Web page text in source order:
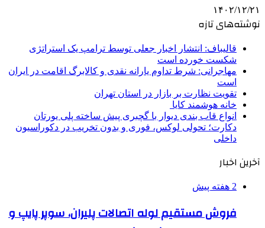
۱۴۰۲/۱۲/۲۱
نوشته‌های تازه
قالیباف: انتشار اخبار جعلی توسط ترامپ یک استراتژی
شکست خورده است
مهاجرانی: شرط تداوم یارانه نقدی و کالابرگ اقامت در ایران
است
تقویت نظارت بر بازار در استان تهران
خانه هوشمند کایا
انواع قاب بندی دیوار با گچبری پیش ساخته پلی یورتان
دکارت؛ تحولی لوکس، فوری و بدون تخریب در دکوراسیون
داخلی
آخرین اخبار
2 هفته پیش
فروش مستقیم لوله اتصالات پلیران، سوپر پایپ و